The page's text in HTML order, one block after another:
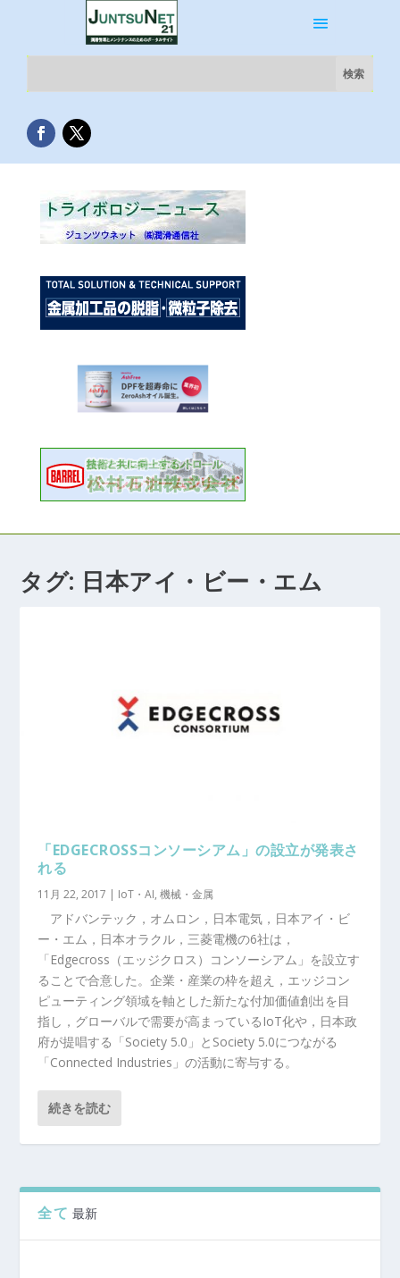
タグ: 日本アイ・ビー・エム
「EDGECROSSコンソーシアム」の設立が発表さ
れる
11月 22, 2017 | IoT・AI,機械・金属
アドバンテック，オムロン，日本電気，日本アイ・ビ
ー・エム，日本オラクル，三菱電機の6社は，
「Edgecross（エッジクロス）コンソーシアム」を設立す
ることで合意した。企業・産業の枠を超え，エッジコン
ピューティング領域を軸とした新たな付加価値創出を目
指し，グローバルで需要が高まっているIoT化や，日本政
府が提唱する「Society 5.0」とSociety 5.0につながる
「Connected Industries」の活動に寄与する。
続きを読む
全て 最新